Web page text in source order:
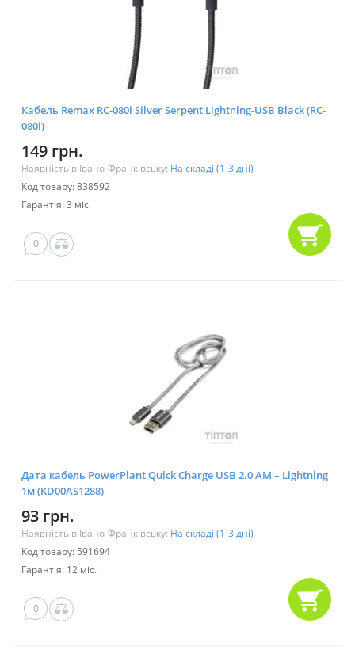
Кабель Remax RC-080i Silver Serpent Lightning-USB Black (RC-
080i)
149 грн.
Наявність в Івано-Франківську: На складі (1-3 дні)
Код товару: 838592
Гарантія: 3 міс.
0
Дата кабель PowerPlant Quick Charge USB 2.0 AM – Lightning
1м (KD00AS1288)
93 грн.
Наявність в Івано-Франківську: На складі (1-3 дні)
Код товару: 591694
Гарантія: 12 міс.
0